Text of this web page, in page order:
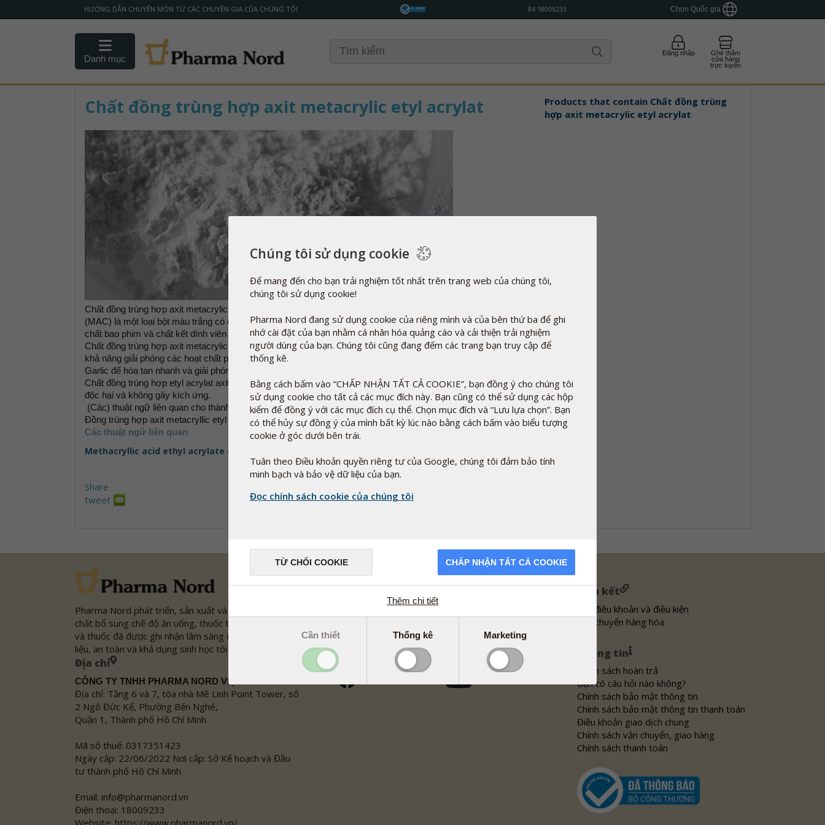
HƯỚNG DẪN CHUYÊN MÔN TỪ CÁC CHUYÊN GIA CỦA CHÚNG TÔI 84 18009233 Chọn Quốc gia
Danh mục
Đăng nhập
Ghé thăm
cửa hàng
trực tuyến
Chất đồng trùng hợp axit metacrylic etyl acrylat
Chất đồng trùng hợp axit metacrylic etyl acrylat còn được đặt tên là Chất đồng trùng hợp axit metacrylic
(MAC) là một loại bột màu trắng có độ pH trên 5,5. được sử dụng trong viên nang và viên nén như một
chất bao phim và chất kết dính viên nén.
Chất đồng trùng hợp axit metacrylic bảo vệ các thành phần hoạt tính chống lại dịch dạ dày và cung cấp
khả năng giải phóng các hoạt chất phụ thuộc vào độ pH. Pharma Nord sử dụng nó trong chế phẩm Bio-
Garlic để hòa tan nhanh và giải phóng có kiểm soát trong ruột non giúp loại bỏ vấn đề với mùi tỏi nồng nặc.
Chất đồng trùng hợp etyl acrylat axit metacrylic có số E 1206. Nó thường được coi là vật liệu phủ không
độc hại và không gây kích ứng.
(Các) thuật ngữ liên quan cho thành phần này
Đồng trùng hợp axit metacryllic etyl acrylat
Các thuật ngữ liên quan
Methacryllic acid ethyl acrylate co-polymer
Share
tweet
Products that contain Chất đồng trùng
hợp axit metacrylic etyl acrylat
Pharma Nord phát triển, sản xuất và tiếp thị các
chất bổ sung chế độ ăn uống, thuốc thảo dược
và thuốc đã được ghi nhận lâm sàng dựa trên tài
liệu, an toàn và khả dụng sinh học tối ưu.
Địa chỉ
CÔNG TY TNHH PHARMA NORD VIỆT NAM
Địa chỉ: Tầng 6 và 7, tòa nhà Mê Linh Point Tower, số
2 Ngô Đức Kế, Phường Bến Nghé,
Quận 1, Thành phố Hồ Chí Minh
Mã số thuế: 0317351423
Ngày cấp: 22/06/2022 Nơi cấp: Sở Kế hoạch và Đầu
tư thành phố Hồ Chí Minh
Email: info@pharmanord.vn
Điện thoại: 18009233
Website: https://www.pharmanord.vn/
Thứ Hai - Thứ Sáu: 09:00 - 17:30
+ 84 – 18009233
info@pharmanord.vn
Liên kết
Các điều khoản và điều kiện
Vận chuyển hàng hóa
Thông tin
Chính sách hoàn trả
Bạn có câu hỏi nào không?
Chính sách bảo mật thông tin
Chính sách bảo mật thông tin thanh toán
Điều khoản giao dịch chung
Chính sách vận chuyển, giao hàng
Chính sách thanh toán
Chúng tôi sử dụng cookie
Để mang đến cho bạn trải nghiệm tốt nhất trên trang web của chúng tôi,
chúng tôi sử dụng cookie!
Pharma Nord đang sử dụng cookie của riêng mình và của bên thứ ba để ghi
nhớ cài đặt của bạn nhằm cá nhân hóa quảng cáo và cải thiện trải nghiệm
người dùng của bạn. Chúng tôi cũng đang đếm các trang bạn truy cập để
thống kê.
Bằng cách bấm vào “CHẤP NHẬN TẤT CẢ COOKIE”, bạn đồng ý cho chúng tôi
sử dụng cookie cho tất cả các mục đích này. Bạn cũng có thể sử dụng các hộp
kiểm để đồng ý với các mục đích cụ thể. Chọn mục đích và “Lưu lựa chọn”. Bạn
có thể hủy sự đồng ý của mình bất kỳ lúc nào bằng cách bấm vào biểu tượng
cookie ở góc dưới bên trái.
Tuân theo Điều khoản quyền riêng tư của Google, chúng tôi đảm bảo tính
minh bạch và bảo vệ dữ liệu của bạn.
Đọc chính sách cookie của chúng tôi
TỪ CHỐI COOKIE CHẤP NHẬN TẤT CẢ COOKIE
Thêm chi tiết
Cần thiết Thống kê Marketing